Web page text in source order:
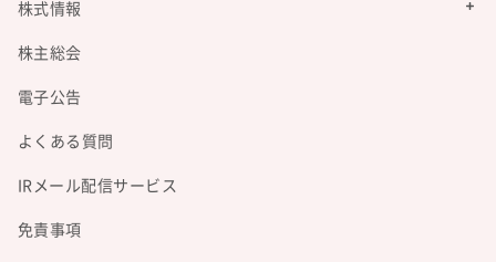
株式情報
株主総会
電子公告
よくある質問
IRメール配信サービス
免責事項